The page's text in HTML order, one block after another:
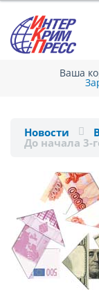
Ваша
Новости
До начала 3-